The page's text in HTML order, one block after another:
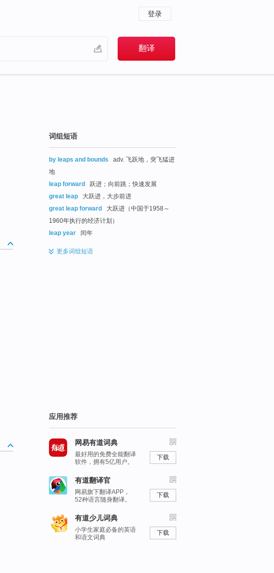
登录
词组短语
by leaps and bounds
adv. 飞跃地，突飞猛进
地
leap forward
跃进；向前跳；快速发展
great leap
大跃进，大步前进
great leap forward
大跃进（中国于1958～
1960年执行的经济计划）
leap year
闰年
更多词组短语
应用推荐